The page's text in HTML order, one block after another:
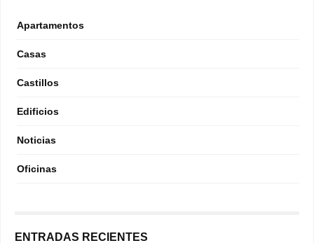
Apartamentos
Casas
Castillos
Edificios
Noticias
Oficinas
ENTRADAS RECIENTES